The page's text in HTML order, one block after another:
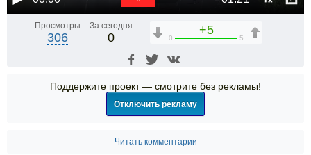
Просмотры
306
За сегодня
0
+5
0 5
Поддержите проект — смотрите без рекламы!
Отключить рекламу
Читать комментарии